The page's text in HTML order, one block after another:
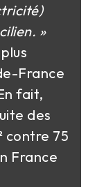
»
France
fait,
des
contre 75
France